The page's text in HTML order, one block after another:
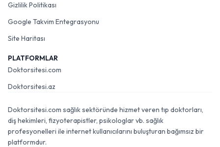
Gizlilik Politikası
Google Takvim Entegrasyonu
Site Haritası
PLATFORMLAR
Doktorsitesi.com
Doktorsitesi.az
Doktorsitesi.com sağlık sektöründe hizmet veren tıp doktorları,
diş hekimleri, fizyoterapistler, psikologlar vb. sağlık
profesyonelleri ile internet kullanıcılarını buluşturan bağımsız bir
platformdur.